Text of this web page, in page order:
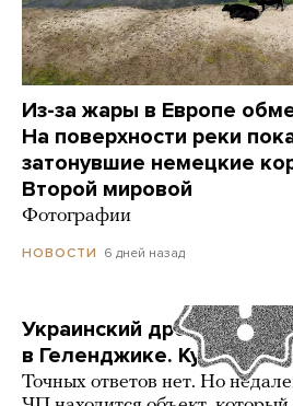
Из-за жары в Европе
На поверхности реки
затонувшие немецкие
Второй мировой
Фотографии
НОВОСТИ 6 дней назад
Украинский дрон попал
в Геленджике. Куда он
Точных ответов нет. Но